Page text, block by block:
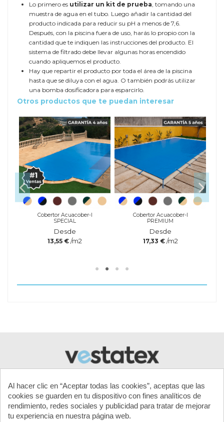
Lo primero es utilizar un kit de prueba, tomando una
muestra de agua en el tubo. Luego añadir la cantidad del
producto indicada para reducir su pH a menos de 7,6.
Después, con la piscina fuera de uso, harás lo propio con la
cantidad que te indiquen las instrucciones del producto. El
sistema de filtrado debe llevar algunas horas encendido
cuando apliquemos el producto.
Hay que repartir el producto por toda el área de la piscina
hasta que se diluya con el agua. O también podrás utilizar
una bomba dosificadora para esparcirlo.
Otros productos que te puedan interesar
Cobertor Acuacober-I
SPECIAL
Desde
13,55 € /m2
Cobertor Acuacober-I
PREMIUM
Desde
17,33 € /m2
Al hacer clic en “Aceptar todas las cookies”, aceptas que las
cookies se guarden en tu dispositivo con fines analíticos de
rendimiento, redes sociales y publicidad para tratar de mejorar
tu experiencia en nuestra página web.